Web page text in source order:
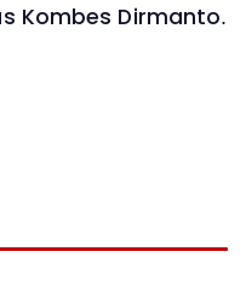
Kombes Dirmanto.